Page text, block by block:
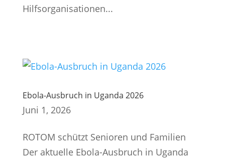
Hilfsorganisationen...
Ebola-Ausbruch in Uganda 2026
Juni 1, 2026
ROTOM schützt Senioren und Familien
Der aktuelle Ebola-Ausbruch in Uganda